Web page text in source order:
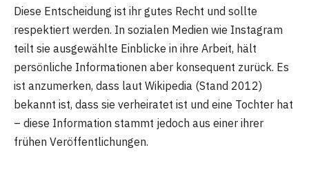
Diese Entscheidung ist ihr gutes Recht und sollte
respektiert werden. In sozialen Medien wie Instagram
teilt sie ausgewählte Einblicke in ihre Arbeit, hält
persönliche Informationen aber konsequent zurück. Es
ist anzumerken, dass laut Wikipedia (Stand 2012)
bekannt ist, dass sie verheiratet ist und eine Tochter hat
– diese Information stammt jedoch aus einer ihrer
frühen Veröffentlichungen.